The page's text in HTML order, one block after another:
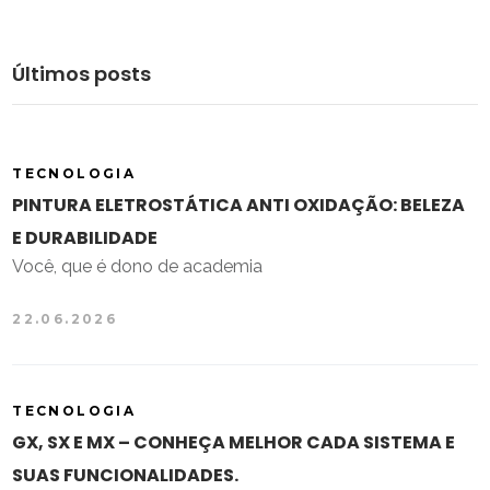
Últimos posts
TECNOLOGIA
PINTURA ELETROSTÁTICA ANTI OXIDAÇÃO: BELEZA
E DURABILIDADE
Você, que é dono de academia
22.06.2026
TECNOLOGIA
GX, SX E MX – CONHEÇA MELHOR CADA SISTEMA E
SUAS FUNCIONALIDADES.